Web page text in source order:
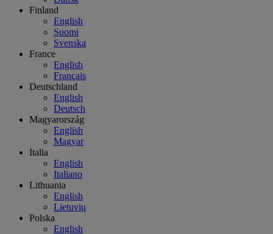
Finland
English
Suomi
Svenska
France
English
Français
Deutschland
English
Deutsch
Magyarország
English
Magyar
Italia
English
Italiano
Lithuania
English
Lietuvių
Polska
English